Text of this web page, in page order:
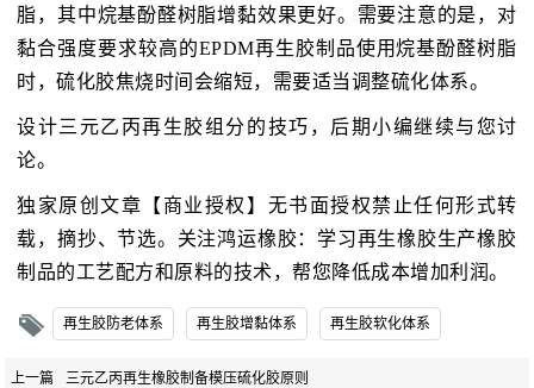
脂，其中烷基酚醛树脂增黏效果更好。需要注意的是，对
黏合强度要求较高的EPDM再生胶制品使用烷基酚醛树脂
时，硫化胶焦烧时间会缩短，需要适当调整硫化体系。
设计三元乙丙再生胶组分的技巧，后期小编继续与您讨
论。
独家原创文章【商业授权】无书面授权禁止任何形式转
载，摘抄、节选。关注鸿运橡胶：学习再生橡胶生产橡胶
制品的工艺配方和原料的技术，帮您降低成本增加利润。
再生胶防老体系 再生胶增黏体系 再生胶软化体系
上一篇
三元乙丙再生橡胶制备模压硫化胶原则